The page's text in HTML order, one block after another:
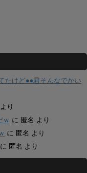
たけど●●君そんなでかい
より
ｗ に 匿名 より
に 匿名 より
に 匿名 より